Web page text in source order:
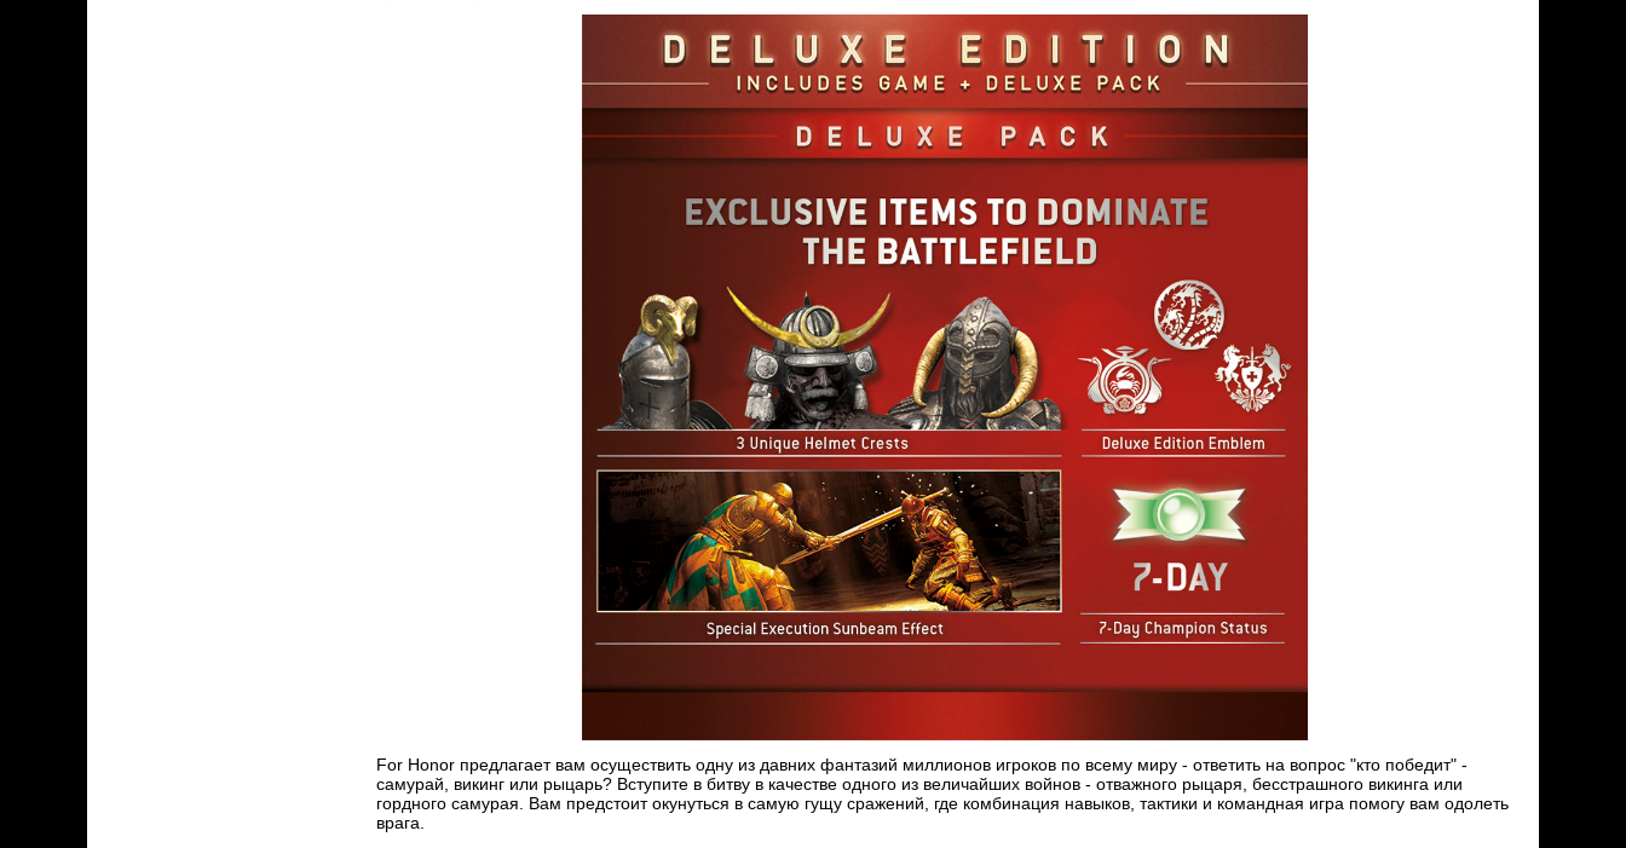
For Honor предлагает вам осуществить одну из давних фантазий миллионов игроков по всему миру - ответить на вопрос "кто победит" -
самурай, викинг или рыцарь? Вступите в битву в качестве одного из величайших войнов - отважного рыцаря, бесстрашного викинга или
гордного самурая. Вам предстоит окунуться в самую гущу сражений, где комбинация навыков, тактики и командная игра помогу вам одолеть
врага.